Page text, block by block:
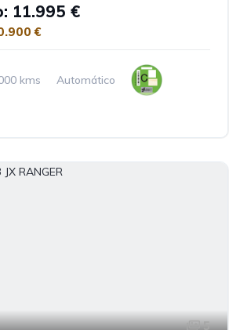
11.995 €
€
kms Automático
5